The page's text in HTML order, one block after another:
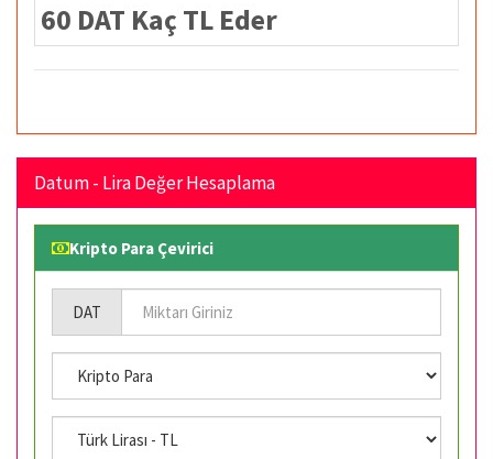
60 DAT Kaç TL Eder
Datum - Lira Değer Hesaplama
Kripto Para Çevirici
DAT